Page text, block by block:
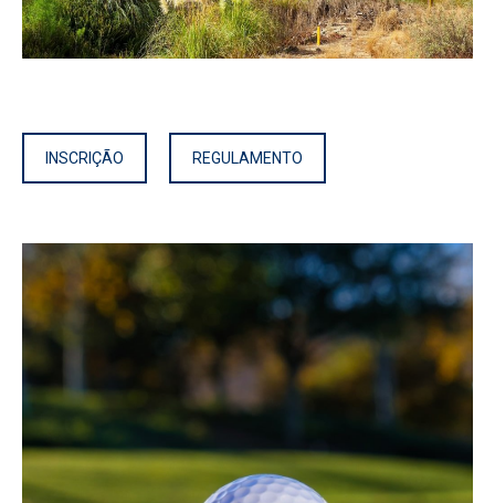
INSCRIÇÃO REGULAMENTO